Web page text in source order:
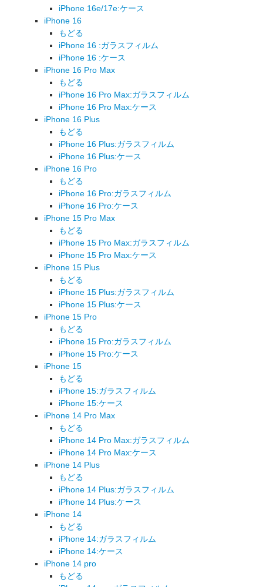
iPhone 16e/17e:ケース
iPhone 16
もどる
iPhone 16 :ガラスフィルム
iPhone 16 :ケース
iPhone 16 Pro Max
もどる
iPhone 16 Pro Max:ガラスフィルム
iPhone 16 Pro Max:ケース
iPhone 16 Plus
もどる
iPhone 16 Plus:ガラスフィルム
iPhone 16 Plus:ケース
iPhone 16 Pro
もどる
iPhone 16 Pro:ガラスフィルム
iPhone 16 Pro:ケース
iPhone 15 Pro Max
もどる
iPhone 15 Pro Max:ガラスフィルム
iPhone 15 Pro Max:ケース
iPhone 15 Plus
もどる
iPhone 15 Plus:ガラスフィルム
iPhone 15 Plus:ケース
iPhone 15 Pro
もどる
iPhone 15 Pro:ガラスフィルム
iPhone 15 Pro:ケース
iPhone 15
もどる
iPhone 15:ガラスフィルム
iPhone 15:ケース
iPhone 14 Pro Max
もどる
iPhone 14 Pro Max:ガラスフィルム
iPhone 14 Pro Max:ケース
iPhone 14 Plus
もどる
iPhone 14 Plus:ガラスフィルム
iPhone 14 Plus:ケース
iPhone 14
もどる
iPhone 14:ガラスフィルム
iPhone 14:ケース
iPhone 14 pro
もどる